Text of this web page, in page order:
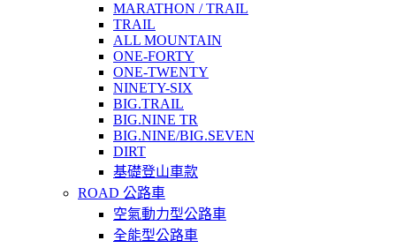
MARATHON / TRAIL
TRAIL
ALL MOUNTAIN
ONE-FORTY
ONE-TWENTY
NINETY-SIX
BIG.TRAIL
BIG.NINE TR
BIG.NINE/BIG.SEVEN
DIRT
基礎登山車款
ROAD 公路車
空氣動力型公路車
全能型公路車